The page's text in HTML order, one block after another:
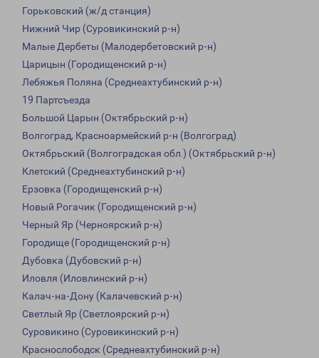
Горьковский (ж/д станция)
Нижний Чир (Суровикинский р-н)
Малые Дербеты (Малодербетовский р-н)
Царицын (Городищенский р-н)
Лебяжья Поляна (Среднеахтубинский р-н)
19 Партсъезда
Большой Царын (Октябрьский р-н)
Волгоград, Красноармейский р-н (Волгоград)
Октябрьский (Волгоградская обл.) (Октябрьский р-н)
Клетский (Среднеахтубинский р-н)
Ерзовка (Городищенский р-н)
Новый Рогачик (Городищенский р-н)
Черный Яр (Черноярский р-н)
Городище (Городищенский р-н)
Дубовка (Дубовский р-н)
Иловля (Иловлинский р-н)
Калач-на-Дону (Калачевский р-н)
Светлый Яр (Светлоярский р-н)
Суровикино (Суровикинский р-н)
Краснослободск (Среднеахтубинский р-н)